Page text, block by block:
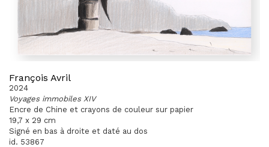
François Avril
2024
Voyages immobiles XIV
Encre de Chine et crayons de couleur sur papier
19,7 x 29 cm
Signé en bas à droite et daté au dos
id. 53867